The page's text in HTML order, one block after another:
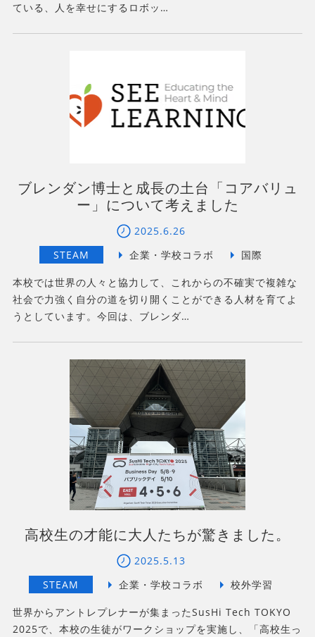
ている、人を幸せにするロボッ…
ブレンダン博士と成長の土台「コアバリュ
ー」について考えました
2025.6.26
本校では世界の人々と協力して、これからの不確実で複雑な
社会で力強く自分の道を切り開くことができる人材を育てよ
うとしています。今回は、ブレンダ…
高校生の才能に大人たちが驚きました。
2025.5.13
世界からアントレプレナーが集まったSusHi Tech TOKYO
2025で、本校の生徒がワークショップを実施し、「高校生っ